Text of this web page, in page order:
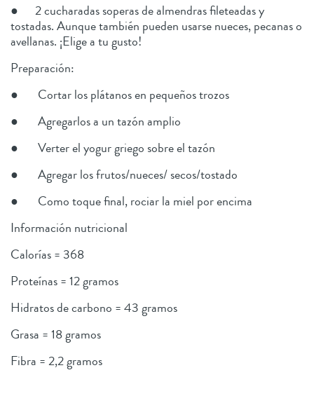
● 2 cucharadas soperas de almendras fileteadas y
tostadas. Aunque también pueden usarse nueces, pecanas o
avellanas. ¡Elige a tu gusto!
Preparación:
● Cortar los plátanos en pequeños trozos
● Agregarlos a un tazón amplio
● Verter el yogur griego sobre el tazón
● Agregar los frutos/nueces/ secos/tostado
● Como toque final, rociar la miel por encima
Información nutricional
Calorías = 368
Proteínas = 12 gramos
Hidratos de carbono = 43 gramos
Grasa = 18 gramos
Fibra = 2,2 gramos